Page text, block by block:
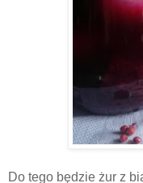
Do tego będzie żur z